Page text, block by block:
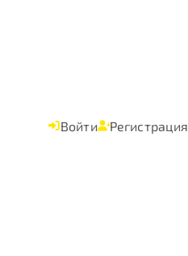
Войти Регистрация